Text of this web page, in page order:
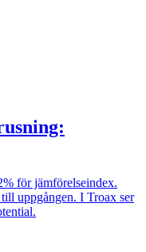
för jämförelseindex.
uppgången. I Troax ser